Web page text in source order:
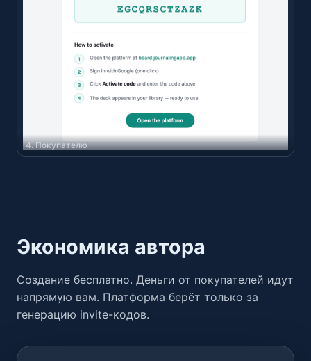
4. Покупателю
Экономика автора
Создание бесплатно. Деньги от покупателей идут
напрямую вам. Платформа берёт только за
генерацию invite-кодов.